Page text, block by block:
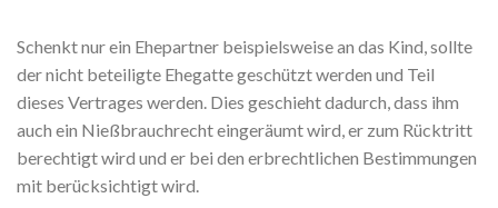
Schenkt nur ein Ehepartner beispielsweise an das Kind, sollte
der nicht beteiligte Ehegatte geschützt werden und Teil
dieses Vertrages werden. Dies geschieht dadurch, dass ihm
auch ein Nießbrauchrecht eingeräumt wird, er zum Rücktritt
berechtigt wird und er bei den erbrechtlichen Bestimmungen
mit berücksichtigt wird.